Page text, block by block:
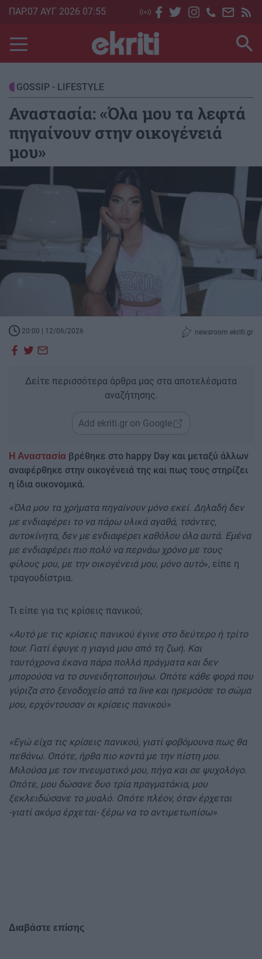
Skip
main
content
ΠΑΡ.07 ΑΥΓ 2026 07:55
GOSSIP - LIFESTYLE
Αναστασία: «Όλα μου τα λεφτά
πηγαίνουν στην οικογένειά
μου»
20:00 | 12/06/2026 newsroom ekriti.gr
Δείτε περισσότερα άρθρα μας στα αποτελέσματα
αναζήτησης.
Add ekriti.gr on Google
Η Αναστασία βρέθηκε στο happy Day και μεταξύ άλλων
αναφέρθηκε στην οικογένειά της και πως τους στηρίζει
η ίδια οικονομικά.
«Όλα μου τα χρήματα πηγαίνουν μόνο εκεί. Δηλαδή δεν
με ενδιαφέρει το να πάρω υλικά αγαθά, τσάντες,
αυτοκίνητα, δεν με ενδιαφέρει καθόλου όλα αυτά. Εμένα
με ενδιαφέρει πιο πολύ να περνάω χρόνο με τους
φίλους μου, με την οικογένειά μου, μόνο αυτό», είπε η
τραγουδίστρια.
Τι είπε για τις κρίσεις πανικού;
«Αυτό με τις κρίσεις πανικού έγινε στο δεύτερο ή τρίτο
tour. Γιατί έφυγε η γιαγιά μου από τη ζωή. Και
ταυτόχρονα έκανα πάρα πολλά πράγματα και δεν
μπορούσα να το συνειδητοποιήσω. Οπότε κάθε φορά που
γύριζα στο ξενοδοχείο από τα live και ηρεμούσε το σώμα
μου, ερχόντουσαν οι κρίσεις πανικού»
«Εγώ είχα τις κρίσεις πανικού, γιατί φοβόμουνα πως θα
πεθάνω. Οπότε, ήρθα πιο κοντά με την πίστη μου.
Μιλούσα με τον πνευματικό μου, πήγα και σε ψυχολόγο.
Οπότε, μου δώσανε δυο τρία πραγματάκια, μου
ξεκλειδώσανε το μυαλό. Οπότε πλέον, όταν έρχεται
-γιατί ακόμα έρχεται- ξέρω να το αντιμετωπίσω»
Διαβάστε επίσης